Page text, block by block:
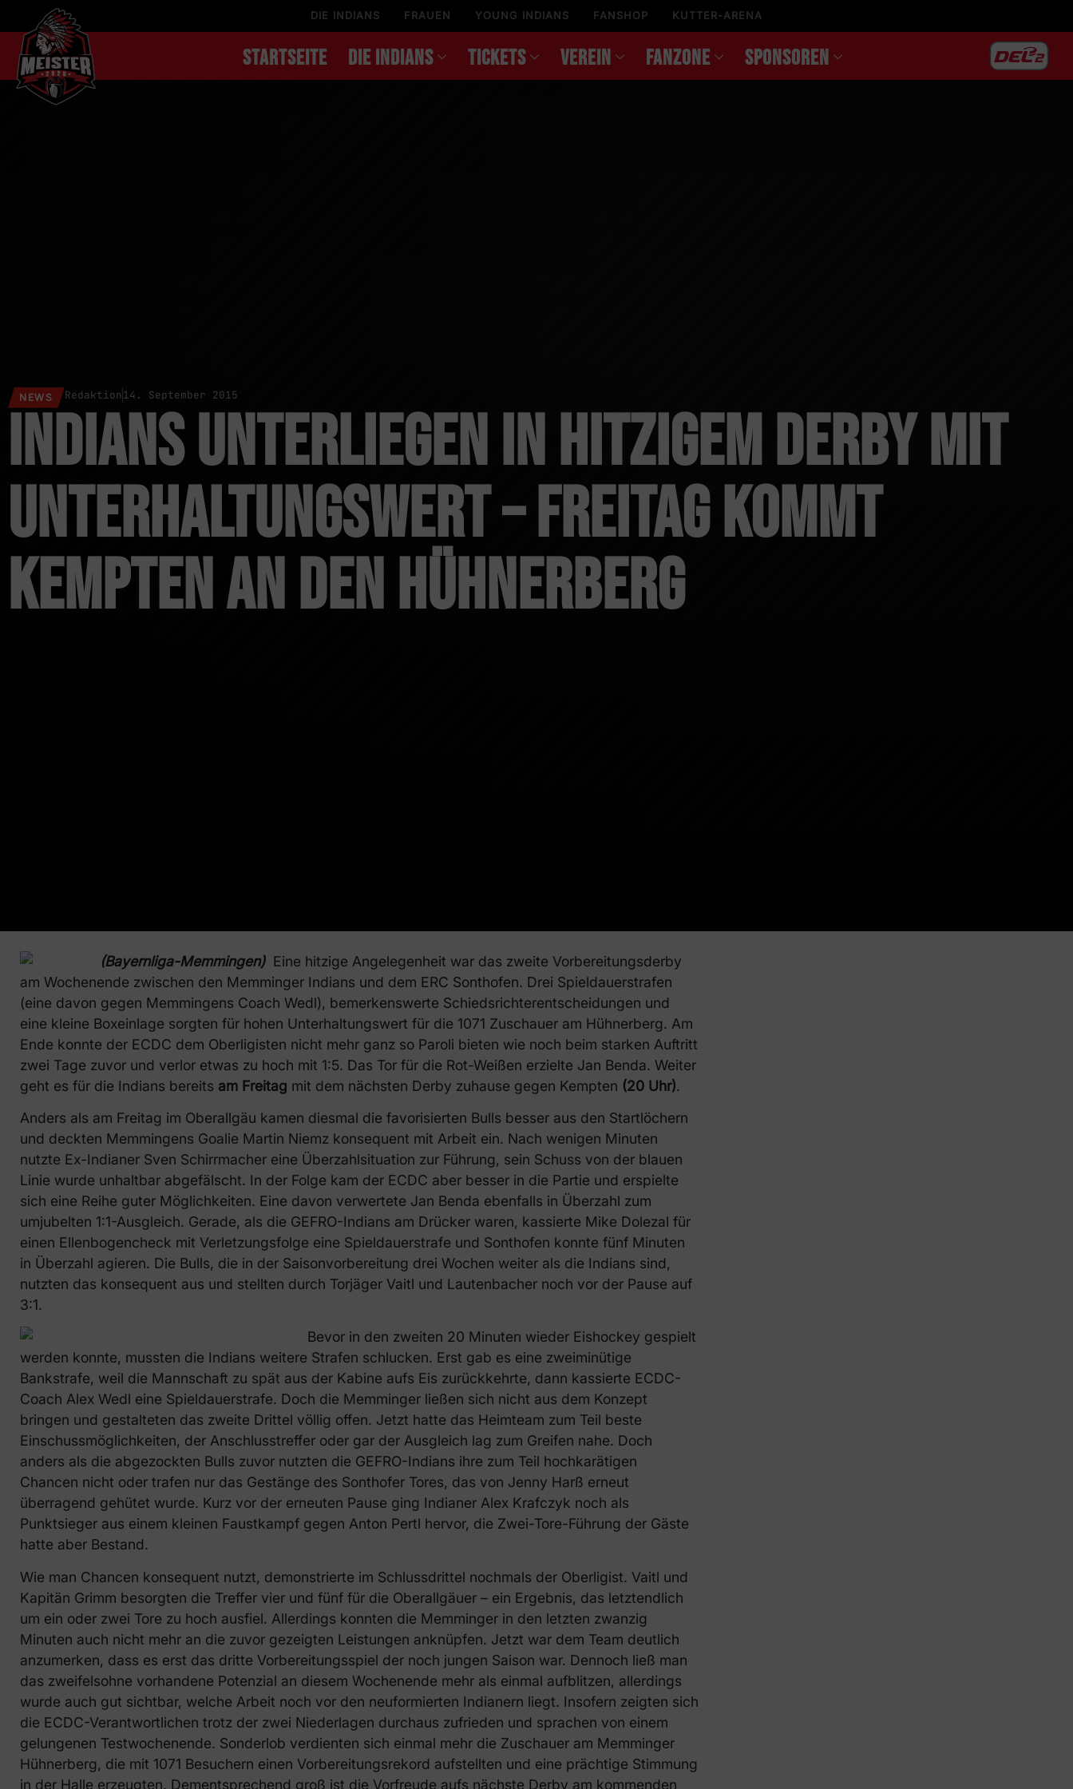
DIE INDIANS FRAUEN YOUNG INDIANS FANSHOP KUTTER-ARENA
STARTSEITE DIE INDIANS TICKETS VEREIN FANZONE SPONSOREN
NEWS Redaktion14. September 2015
Indians unterliegen in hitzigem Derby mit
Unterhaltungswert – Freitag kommt
Kempten an den Hühnerberg
(Bayernliga-Memmingen)Eine hitzige Angelegenheit war das zweite Vorbereitungsderby
am Wochenende zwischen den Memminger Indians und dem ERC Sonthofen. Drei Spieldauerstrafen
(eine davon gegen Memmingens Coach Wedl), bemerkenswerte Schiedsrichterentscheidungen und
eine kleine Boxeinlage sorgten für hohen Unterhaltungswert für die 1071 Zuschauer am Hühnerberg. Am
Ende konnte der ECDC dem Oberligisten nicht mehr ganz so Paroli bieten wie noch beim starken Auftritt
zwei Tage zuvor und verlor etwas zu hoch mit 1:5. Das Tor für die Rot-Weißen erzielte Jan Benda. Weiter
geht es für die Indians bereits am Freitag mit dem nächsten Derby zuhause gegen Kempten (20 Uhr).
Anders als am Freitag im Oberallgäu kamen diesmal die favorisierten Bulls besser aus den Startlöchern
und deckten Memmingens Goalie Martin Niemz konsequent mit Arbeit ein. Nach wenigen Minuten
nutzte Ex-Indianer Sven Schirrmacher eine Überzahlsituation zur Führung, sein Schuss von der blauen
Linie wurde unhaltbar abgefälscht. In der Folge kam der ECDC aber besser in die Partie und erspielte
sich eine Reihe guter Möglichkeiten. Eine davon verwertete Jan Benda ebenfalls in Überzahl zum
umjubelten 1:1-Ausgleich. Gerade, als die GEFRO-Indians am Drücker waren, kassierte Mike Dolezal für
einen Ellenbogencheck mit Verletzungsfolge eine Spieldauerstrafe und Sonthofen konnte fünf Minuten
in Überzahl agieren. Die Bulls, die in der Saisonvorbereitung drei Wochen weiter als die Indians sind,
nutzten das konsequent aus und stellten durch Torjäger Vaitl und Lautenbacher noch vor der Pause auf
3:1.
Bevor in den zweiten 20 Minuten wieder Eishockey gespielt
werden konnte, mussten die Indians weitere Strafen schlucken. Erst gab es eine zweiminütige
Bankstrafe, weil die Mannschaft zu spät aus der Kabine aufs Eis zurückkehrte, dann kassierte ECDC-
Coach Alex Wedl eine Spieldauerstrafe. Doch die Memminger ließen sich nicht aus dem Konzept
bringen und gestalteten das zweite Drittel völlig offen. Jetzt hatte das Heimteam zum Teil beste
Einschussmöglichkeiten, der Anschlusstreffer oder gar der Ausgleich lag zum Greifen nahe. Doch
anders als die abgezockten Bulls zuvor nutzten die GEFRO-Indians ihre zum Teil hochkarätigen
Chancen nicht oder trafen nur das Gestänge des Sonthofer Tores, das von Jenny Harß erneut
überragend gehütet wurde. Kurz vor der erneuten Pause ging Indianer Alex Krafczyk noch als
Punktsieger aus einem kleinen Faustkampf gegen Anton Pertl hervor, die Zwei-Tore-Führung der Gäste
hatte aber Bestand.
Wie man Chancen konsequent nutzt, demonstrierte im Schlussdrittel nochmals der Oberligist. Vaitl und
Kapitän Grimm besorgten die Treffer vier und fünf für die Oberallgäuer – ein Ergebnis, das letztendlich
um ein oder zwei Tore zu hoch ausfiel. Allerdings konnten die Memminger in den letzten zwanzig
Minuten auch nicht mehr an die zuvor gezeigten Leistungen anknüpfen. Jetzt war dem Team deutlich
anzumerken, dass es erst das dritte Vorbereitungsspiel der noch jungen Saison war. Dennoch ließ man
das zweifelsohne vorhandene Potenzial an diesem Wochenende mehr als einmal aufblitzen, allerdings
wurde auch gut sichtbar, welche Arbeit noch vor den neuformierten Indianern liegt. Insofern zeigten sich
die ECDC-Verantwortlichen trotz der zwei Niederlagen durchaus zufrieden und sprachen von einem
gelungenen Testwochenende. Sonderlob verdienten sich einmal mehr die Zuschauer am Memminger
Hühnerberg, die mit 1071 Besuchern einen Vorbereitungsrekord aufstellten und eine prächtige Stimmung
in der Halle erzeugten. Dementsprechend groß ist die Vorfreude aufs nächste Derby am kommenden